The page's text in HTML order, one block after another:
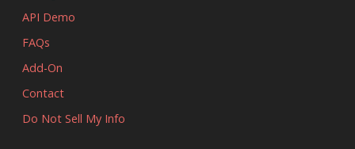
API Demo
FAQs
Add-On
Contact
Do Not Sell My Info